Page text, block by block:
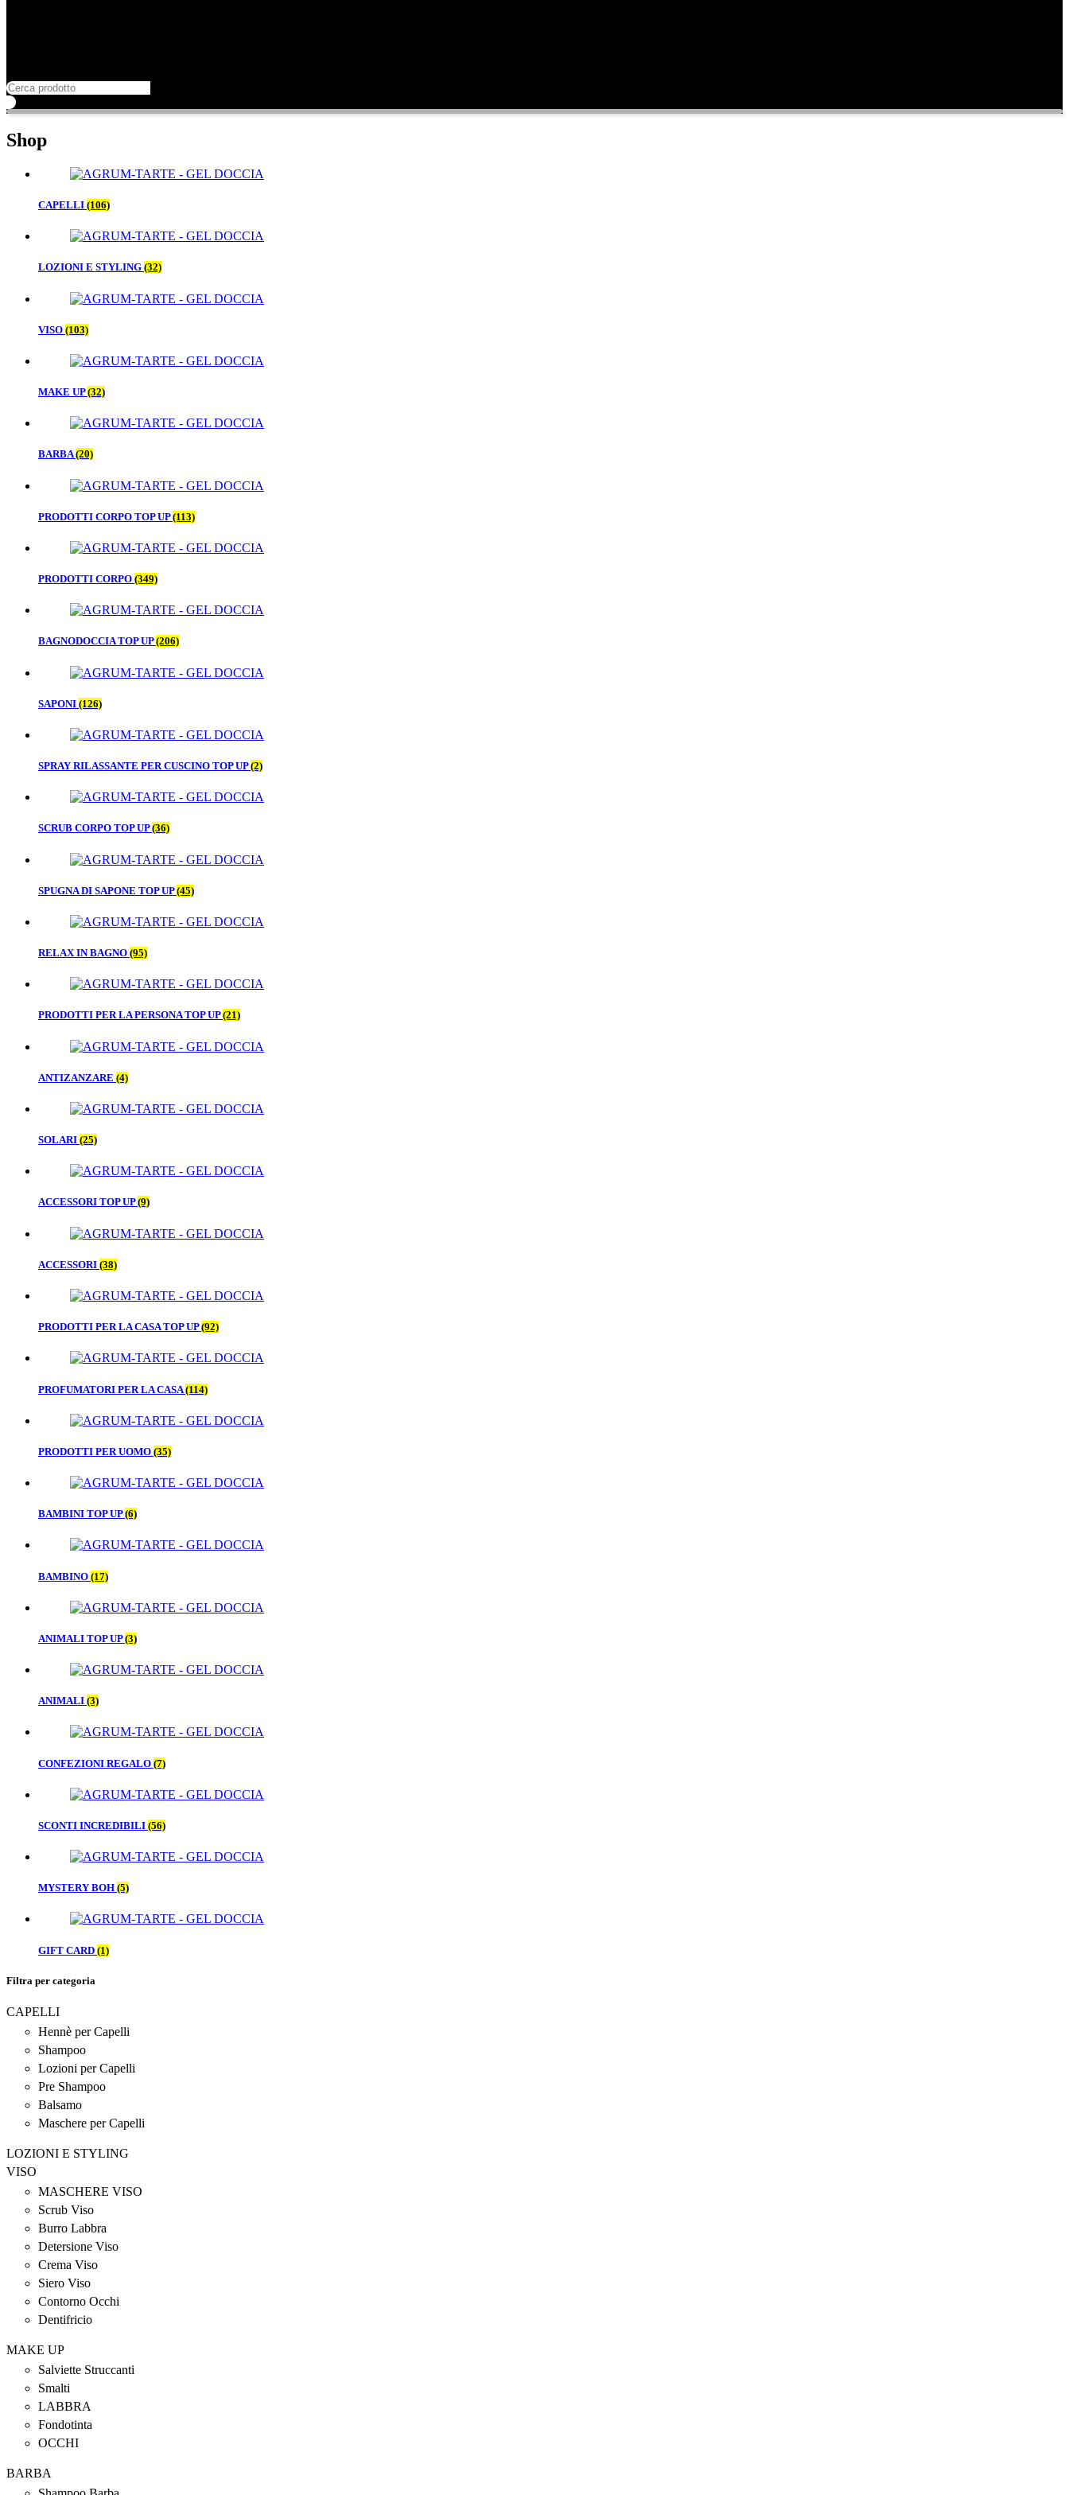
Shop
CAPELLI (106)
LOZIONI E STYLING (32)
VISO (103)
MAKE UP(32)
BARBA(20)
PRODOTTI CORPO TOP UP(113)
PRODOTTI CORPO (349)
BAGNODOCCIA TOP UP(206)
SAPONI (126)
SPRAY RILASSANTE PER CUSCINO TOP UP(2)
SCRUB CORPO TOP UP(36)
SPUGNA DI SAPONE TOP UP(45)
RELAX IN BAGNO (95)
PRODOTTI PER LA PERSONA TOP UP(21)
ANTIZANZARE (4)
SOLARI (25)
ACCESSORI TOP UP(9)
ACCESSORI (38)
PRODOTTI PER LA CASA TOP UP(92)
PROFUMATORI PER LA CASA(114)
PRODOTTI PER UOMO (35)
BAMBINI TOP UP(6)
BAMBINO (17)
ANIMALI TOP UP(3)
ANIMALI (3)
CONFEZIONI REGALO (7)
SCONTI INCREDIBILI (56)
MYSTERY BOH (5)
GIFT CARD (1)
Filtra per categoria
CAPELLI
Hennè per Capelli
Shampoo
Lozioni per Capelli
Pre Shampoo
Balsamo
Maschere per Capelli
LOZIONI E STYLING
VISO
MASCHERE VISO
Scrub Viso
Burro Labbra
Detersione Viso
Crema Viso
Siero Viso
Contorno Occhi
Dentifricio
MAKE UP
Salviette Struccanti
Smalti
LABBRA
Fondotinta
OCCHI
BARBA